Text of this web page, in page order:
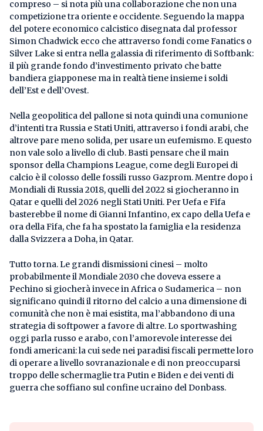
compreso – si nota più una collaborazione che non una
competizione tra oriente e occidente. Seguendo la mappa
del potere economico calcistico disegnata dal professor
Simon Chadwick ecco che attraverso fondi come Fanatics o
Silver Lake si entra nella galassia di riferimento di Softbank:
il più grande fondo d’investimento privato che batte
bandiera giapponese ma in realtà tiene insieme i soldi
dell’Est e dell’Ovest.
Nella geopolitica del pallone si nota quindi una comunione
d’intenti tra Russia e Stati Uniti, attraverso i fondi arabi, che
altrove pare meno solida, per usare un eufemismo. E questo
non vale solo a livello di club. Basti pensare che il main
sponsor della Champions League, come degli Europei di
calcio è il colosso delle fossili russo Gazprom. Mentre dopo i
Mondiali di Russia 2018, quelli del 2022 si giocheranno in
Qatar e quelli del 2026 negli Stati Uniti. Per Uefa e Fifa
basterebbe il nome di Gianni Infantino, ex capo della Uefa e
ora della Fifa, che fa ha spostato la famiglia e la residenza
dalla Svizzera a Doha, in Qatar.
Tutto torna. Le grandi dismissioni cinesi – molto
probabilmente il Mondiale 2030 che doveva essere a
Pechino si giocherà invece in Africa o Sudamerica – non
significano quindi il ritorno del calcio a una dimensione di
comunità che non è mai esistita, ma l’abbandono di una
strategia di softpower a favore di altre. Lo sportwashing
oggi parla russo e arabo, con l’amorevole interesse dei
fondi americani: la cui sede nei paradisi fiscali permette loro
di operare a livello sovranazionale e di non preoccuparsi
troppo delle schermaglie tra Putin e Biden e dei venti di
guerra che soffiano sul confine ucraino del Donbass.